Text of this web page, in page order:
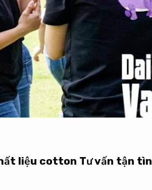
liệu cotton Tư vấn tận